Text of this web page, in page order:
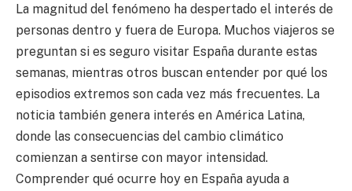
La magnitud del fenómeno ha despertado el interés de
personas dentro y fuera de Europa. Muchos viajeros se
preguntan si es seguro visitar España durante estas
semanas, mientras otros buscan entender por qué los
episodios extremos son cada vez más frecuentes. La
noticia también genera interés en América Latina,
donde las consecuencias del cambio climático
comienzan a sentirse con mayor intensidad.
Comprender qué ocurre hoy en España ayuda a